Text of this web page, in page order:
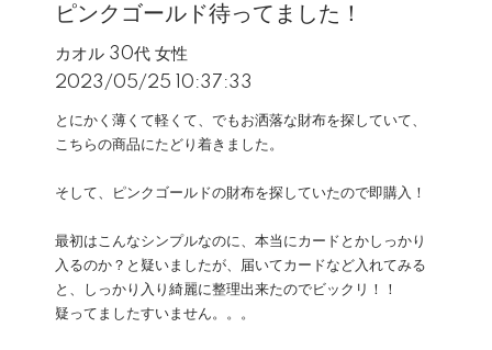
ピンクゴールド待ってました！
カオル 30代 女性
2023/05/25 10:37:33
とにかく薄くて軽くて、でもお洒落な財布を探していて、
こちらの商品にたどり着きました。
そして、ピンクゴールドの財布を探していたので即購入！
最初はこんなシンプルなのに、本当にカードとかしっかり
入るのか？と疑いましたが、届いてカードなど入れてみる
と、しっかり入り綺麗に整理出来たのでビックリ！！
疑ってましたすいません。。。